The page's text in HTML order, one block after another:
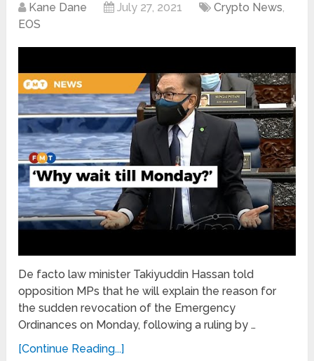
Kane Dane July 27, 2021 Crypto News,
EOS
De facto law minister Takiyuddin Hassan told
opposition MPs that he will explain the reason for
the sudden revocation of the Emergency
Ordinances on Monday, following a ruling by …
[Continue Reading...]